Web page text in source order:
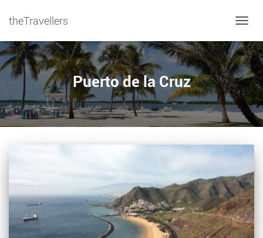
theTravellers
Puerto de la Cruz